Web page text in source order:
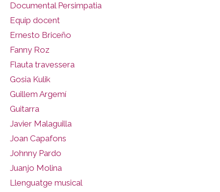
Documental Persimpatia
Equip docent
Ernesto Briceño
Fanny Roz
Flauta travessera
Gosia Kulik
Guillem Argemí
Guitarra
Javier Malaguilla
Joan Capafons
Johnny Pardo
Juanjo Molina
Llenguatge musical